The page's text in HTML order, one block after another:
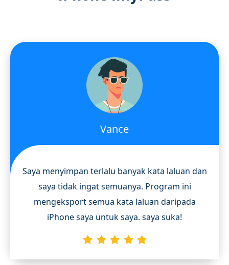
Vance
Saya menyimpan terlalu banyak kata laluan dan
saya tidak ingat semuanya. Program ini
mengeksport semua kata laluan daripada
iPhone saya untuk saya. saya suka!